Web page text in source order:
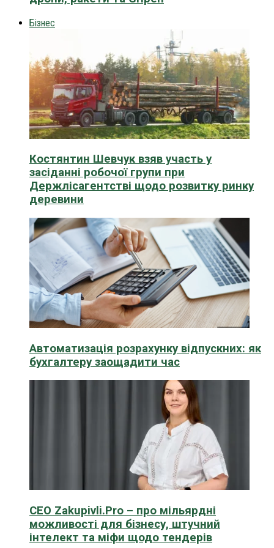
Бізнес
Костянтин Шевчук взяв участь у
засіданні робочої групи при
Держлісагентстві щодо розвитку ринку
деревини
Автоматизація розрахунку відпускних: як
бухгалтеру заощадити час
CEO Zakupivli.Pro – про мільярдні
можливості для бізнесу, штучний
інтелект та міфи щодо тендерів